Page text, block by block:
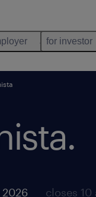
for investor
.
2026 closes